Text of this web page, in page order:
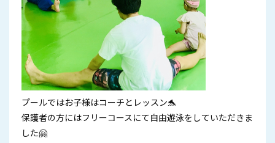
プールではお子様はコーチとレッスン🐬
保護者の方にはフリーコースにて自由遊泳をしていただきま
した🤗